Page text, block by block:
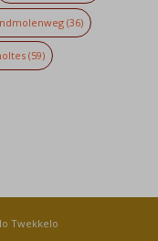
(36)
(59)
Twekkelo